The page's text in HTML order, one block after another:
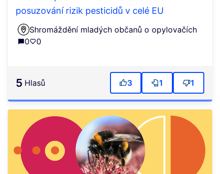
posuzování rizik pesticidů v celé EU
Shromáždění mladých občanů o opylovačích
0
0
5 Hlasů 3 1 1